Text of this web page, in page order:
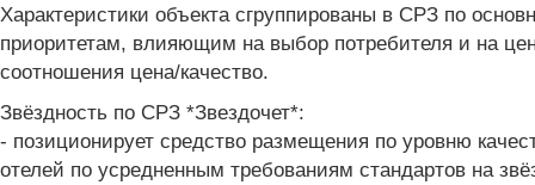
Характеристики объекта сгруппированы в СРЗ по
приоритетам, влияющим на выбор потребителя и на
соотношения цена/качество.
Звёздность по СРЗ *Звездочет*:
- позиционирует средство размещения по уровню
отелей по усредненным требованиям стандартов на